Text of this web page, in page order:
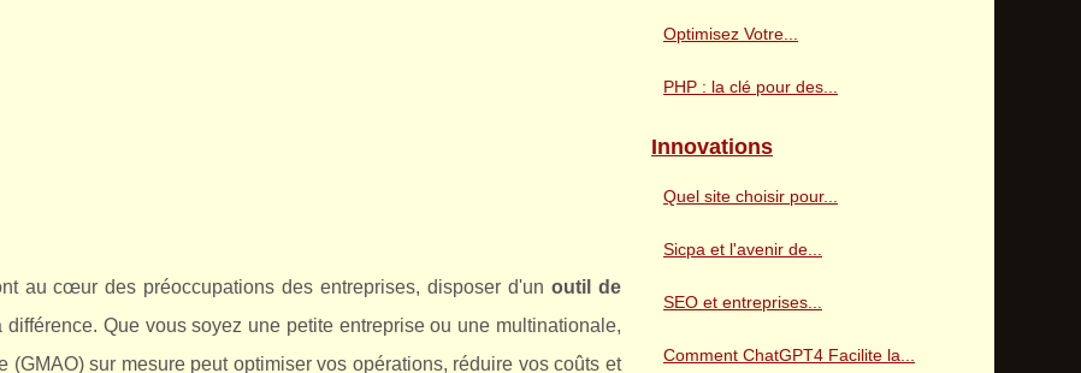
au cœur des préoccupations des entreprises, disposer d'unoutil de
Que vous soyez une petite entreprise ou une multinationale,
sur mesure peut optimiser vos opérations, réduire vos coûts et
Optimisez Votre...
PHP : la clé pour des...
Innovations
Quel site choisir pour...
Sicpa et l'avenir de...
SEO et entreprises...
Comment ChatGPT4 Facilite la...